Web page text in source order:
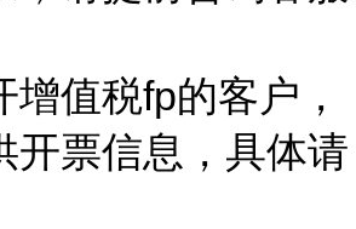
增值税fp的客户，
开票信息，具体请